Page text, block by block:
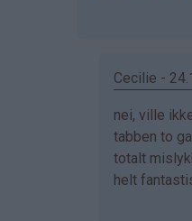
June
bekreftet)
Cecilie -
Som
svar
på
av
nei, ville
tabben to
totalt
helt